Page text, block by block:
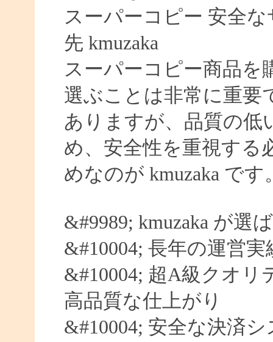
スーパーコピー 安全
先 kmuzaka
スーパーコピー商品を
選ぶことは非常に重要
ありますが、品質の低
め、安全性を重視する
めなのが kmuzaka です
&#9989; kmuzaka が選
&#10004; 長年の運営
&#10004; 超A級クオリ
高品質な仕上がり
&#10004; 安全な決済